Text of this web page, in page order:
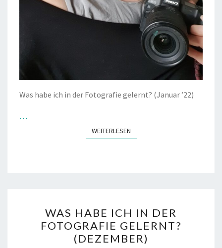
Was habe ich in der Fotografie gelernt? (Januar ’22)
…
WEITERLESENWEITERLESEN
HABE
ICH
IN
WAS HABE ICH IN DER
FOTOGRAFIE GELERNT?
(DEZEMBER)